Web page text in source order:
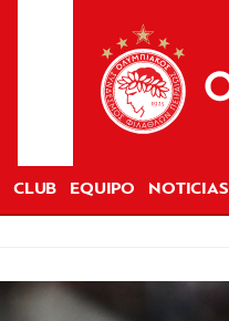
CLUB EQUIPO NOTICIAS